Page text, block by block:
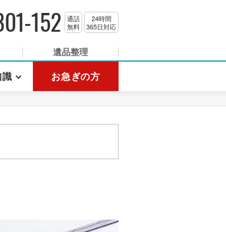
152
通話
無料
24時間
365日対応
遺品整理
お急ぎの方